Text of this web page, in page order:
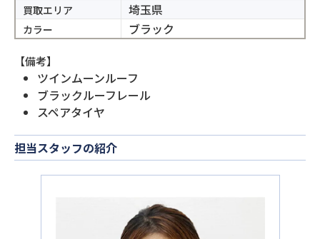
買取エリア 埼玉県
カラー ブラック
【備考】
ツインムーンルーフ
ブラックルーフレール
スペアタイヤ
担当スタッフの紹介